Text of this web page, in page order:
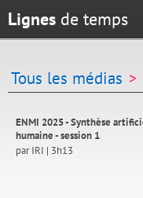
Lignes de temps
Tous les médias >
ENMI 2025 - Synthèse
humaine - session 1
par IRI | 3h13